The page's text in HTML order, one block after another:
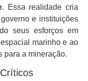
. Essa realidade cria
e instituições
seus esforços em
marinho e ao
para a mineração.